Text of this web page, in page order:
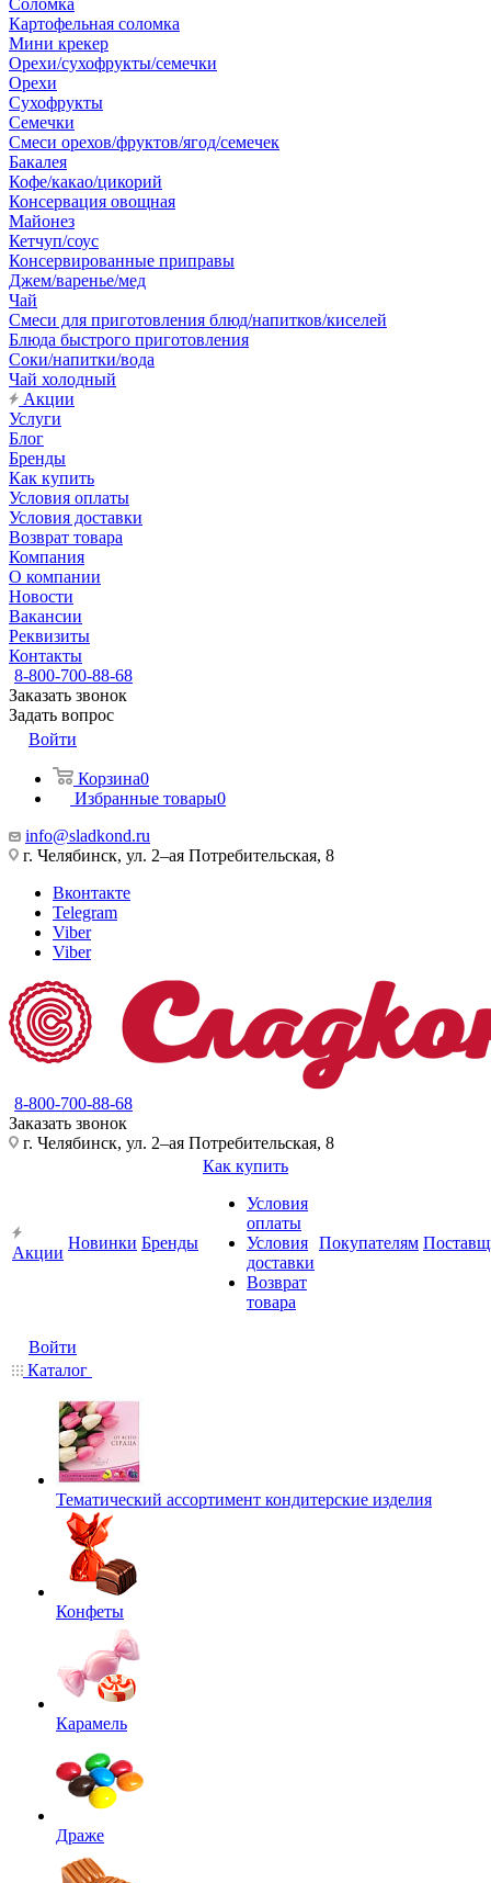
Соломка
Картофельная соломка
Мини крекер
Орехи/сухофрукты/семечки
Орехи
Сухофрукты
Семечки
Смеси орехов/фруктов/ягод/семечек
Бакалея
Кофе/какао/цикорий
Консервация овощная
Майонез
Кетчуп/соус
Консервированные приправы
Джем/варенье/мед
Чай
Смеси для приготовления блюд/напитков/киселей
Блюда быстрого приготовления
Соки/напитки/вода
Чай холодный
Акции
Услуги
Блог
Бренды
Как купить
Условия оплаты
Условия доставки
Возврат товара
Компания
О компании
Новости
Вакансии
Реквизиты
Контакты
8-800-700-88-68
Заказать звонок
Задать вопрос
Войти
Корзина0
Избранные товары0
info@sladkond.ru
г. Челябинск, ул. 2–ая Потребительская, 8
Вконтакте
Telegram
Viber
Viber
8-800-700-88-68
Заказать звонок
г. Челябинск, ул. 2–ая Потребительская, 8
Акции
Новинки Бренды
Как купить
Условия
оплаты
Условия
доставки
Возврат
товара
Покупателям
Войти
Каталог
Тематический ассортимент кондитерские изделия
Конфеты
Карамель
Драже